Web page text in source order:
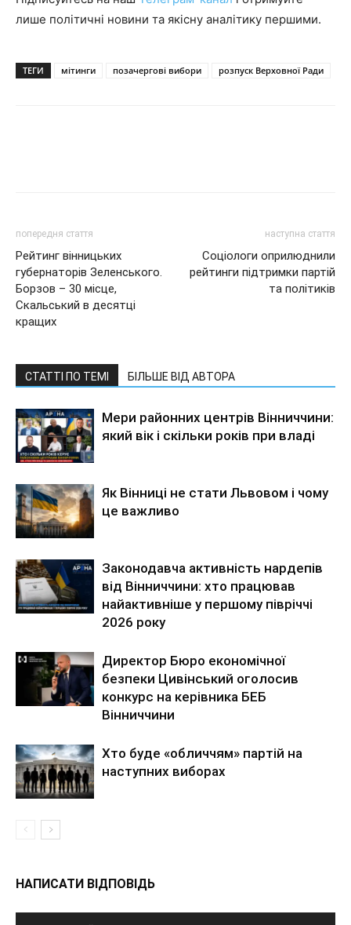
лише політичні новини та якісну аналітику першими.
ТЕГИ мітинги позачергові вибори розпуск Верховної Ради
попередня стаття
Рейтинг вінницьких
губернаторів Зеленського.
Борзов – 30 місце,
Скальський в десятці
кращих
наступна стаття
Соціологи оприлюднили
рейтинги підтримки партій
та політиків
СТАТТІ ПО ТЕМІ БІЛЬШЕ ВІД АВТОРА
Мери районних центрів Вінниччини:
який вік і скільки років при владі
Як Вінниці не стати Львовом і чому
це важливо
Законодавча активність нардепів
від Вінниччини: хто працював
найактивніше у першому півріччі
2026 року
Директор Бюро економічної
безпеки Цивінський оголосив
конкурс на керівника БЕБ
Вінниччини
Хто буде «обличчям» партій на
наступних виборах
НАПИСАТИ ВІДПОВІДЬ